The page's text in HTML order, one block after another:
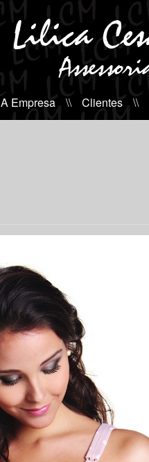
A Empresa \\ Clientes \\